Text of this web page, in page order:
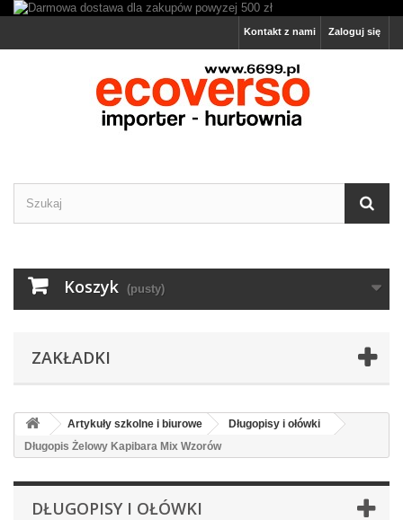
Zaloguj się
Kontakt z nami
Koszyk (pusty)
ZAKŁADKI
Artykuły szkolne i biurowe
Długopisy i ołówki
Długopis Żelowy Kapibara Mix Wzorów
DŁUGOPISY I OŁÓWKI